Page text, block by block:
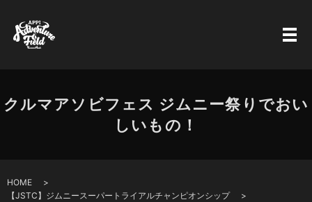
クルマアソビフェス ジムニー祭りでおい
しいもの！
HOME
【JSTC】ジムニースーパートライアルチャンピオンシップ